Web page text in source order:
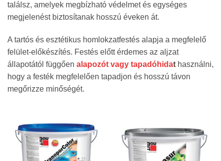
találsz, amelyek megbízható védelmet és egységes
megjelenést biztosítanak hosszú éveken át.
A tartós és esztétikus homlokzatfestés alapja a megfelelő
felület-előkészítés. Festés előtt érdemes az aljzat
állapotától függően alapozót vagy tapadóhidat használni,
hogy a festék megfelelően tapadjon és hosszú távon
megőrizze minőségét.